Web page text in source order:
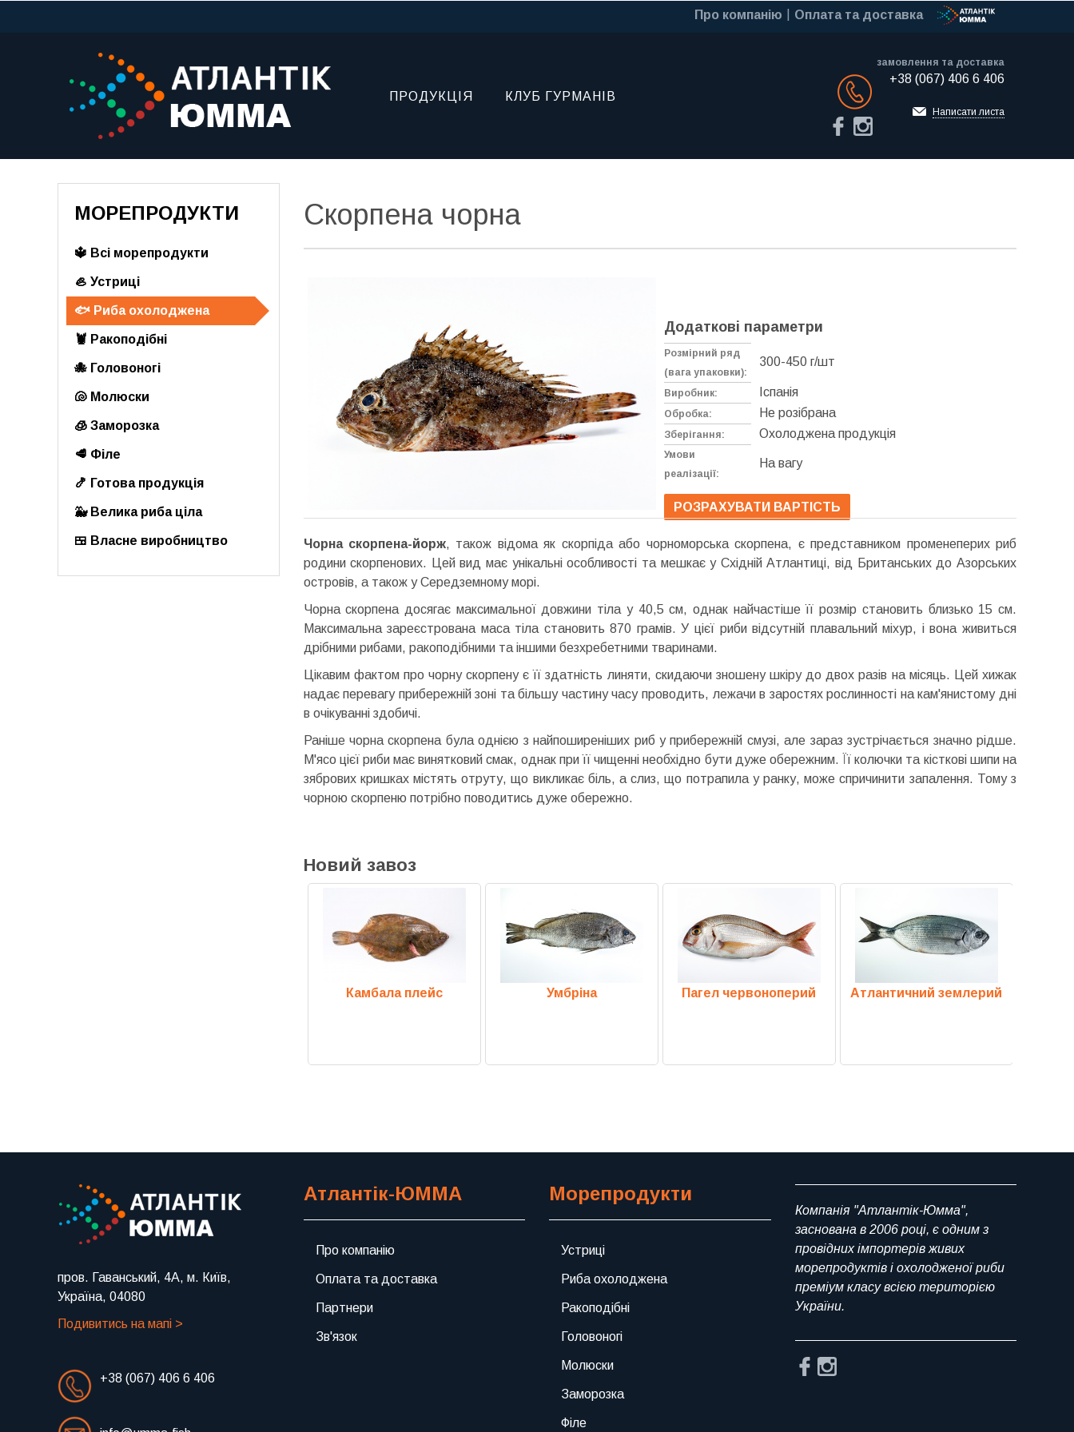
Про компанію Оплата та доставка
ПРОДУКЦІЯ КЛУБ ГУРМАНІВ
замовлення та доставка
+38 (067) 406 6 406
Обратный звонок Написати листа
МОРЕПРОДУКТИ
🔱 Всі морепродукти
🦪 Устриці
🐟 Риба охолоджена
🦞 Ракоподібні
🐙 Головоногі
🐚 Молюски
🧊 Заморозка
🥩 Філе
🍤 Готова продукція
🐳 Велика риба ціла
🍱 Власне виробництво
Скорпена чорна
Додаткові параметри
Розмірний ряд
(вага упаковки):
300-450 г/шт
Виробник: Іспанія
Обробка: Не розібрана
Зберігання: Охолоджена продукція
Умови
реалізації:
На вагу
РОЗРАХУВАТИ ВАРТІСТЬ
Чорна скорпена-йорж, також відома як скорпіда або чорноморська скорпена, є представником променеперих риб
родини скорпенових. Цей вид має унікальні особливості та мешкає у Східній Атлантиці, від Британських до Азорських
островів, а також у Середземному морі.
Чорна скорпена досягає максимальної довжини тіла у 40,5 см, однак найчастіше її розмір становить близько 15 см.
Максимальна зареєстрована маса тіла становить 870 грамів. У цієї риби відсутній плавальний міхур, і вона живиться
дрібними рибами, ракоподібними та іншими безхребетними тваринами.
Цікавим фактом про чорну скорпену є її здатність линяти, скидаючи зношену шкіру до двох разів на місяць. Цей хижак
надає перевагу прибережній зоні та більшу частину часу проводить, лежачи в заростях рослинності на кам'янистому дні
в очікуванні здобичі.
Раніше чорна скорпена була однією з найпоширеніших риб у прибережній смузі, але зараз зустрічається значно рідше.
М'ясо цієї риби має винятковий смак, однак при її чищенні необхідно бути дуже обережним. Її колючки та кісткові шипи на
зябрових кришках містять отруту, що викликає біль, а слиз, що потрапила у ранку, може спричинити запалення. Тому з
чорною скорпеню потрібно поводитись дуже обережно.
Новий завоз
Камбала плейс Умбріна Пагел червоноперий Атлантичний землерий
пров. Гаванський, 4А, м. Київ,
Україна, 04080
Подивитись на мапі >
+38 (067) 406 6 406
Атлантік-ЮММА
Про компанію
Оплата та доставка
Партнери
Зв'язок
Морепродукти
Устриці
Риба охолоджена
Ракоподібні
Головоногі
Молюски
Заморозка
Філе
Компанія "Атлантік-Юмма",
заснована в 2006 році, є одним з
провідних імпортерів живих
морепродуктів і охолодженої риби
преміум класу всією територією
України.